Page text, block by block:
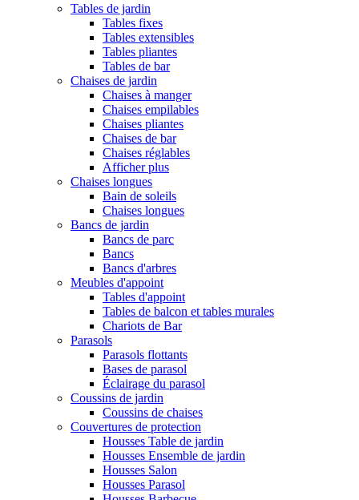
Tables de jardin
Tables fixes
Tables extensibles
Tables pliantes
Tables de bar
Chaises de jardin
Chaises à manger
Chaises empilables
Chaises pliantes
Chaises de bar
Chaises réglables
Afficher plus
Chaises longues
Bain de soleils
Chaises longues
Bancs de jardin
Bancs de parc
Bancs
Bancs d'arbres
Meubles d'appoint
Tables d'appoint
Tables de balcon et tables murales
Chariots de Bar
Parasols
Parasols flottants
Bases de parasol
Éclairage du parasol
Coussins de jardin
Coussins de chaises
Couvertures de protection
Housses Table de jardin
Housses Ensemble de jardin
Housses Salon
Housses Parasol